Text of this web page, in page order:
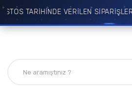
TARİHİNDE VERİLEN